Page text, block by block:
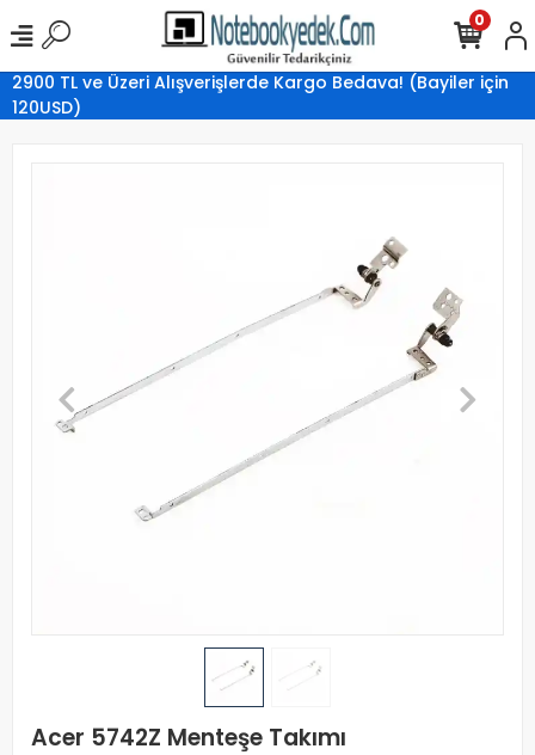
2900 TL ve Üzeri Alışverişlerde Kargo Bedava! (Bayiler için
120USD)
0
Acer 5742Z Menteşe Takımı